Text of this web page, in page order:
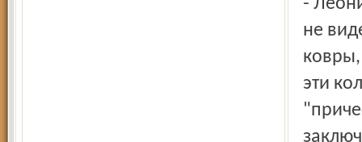
не
эти